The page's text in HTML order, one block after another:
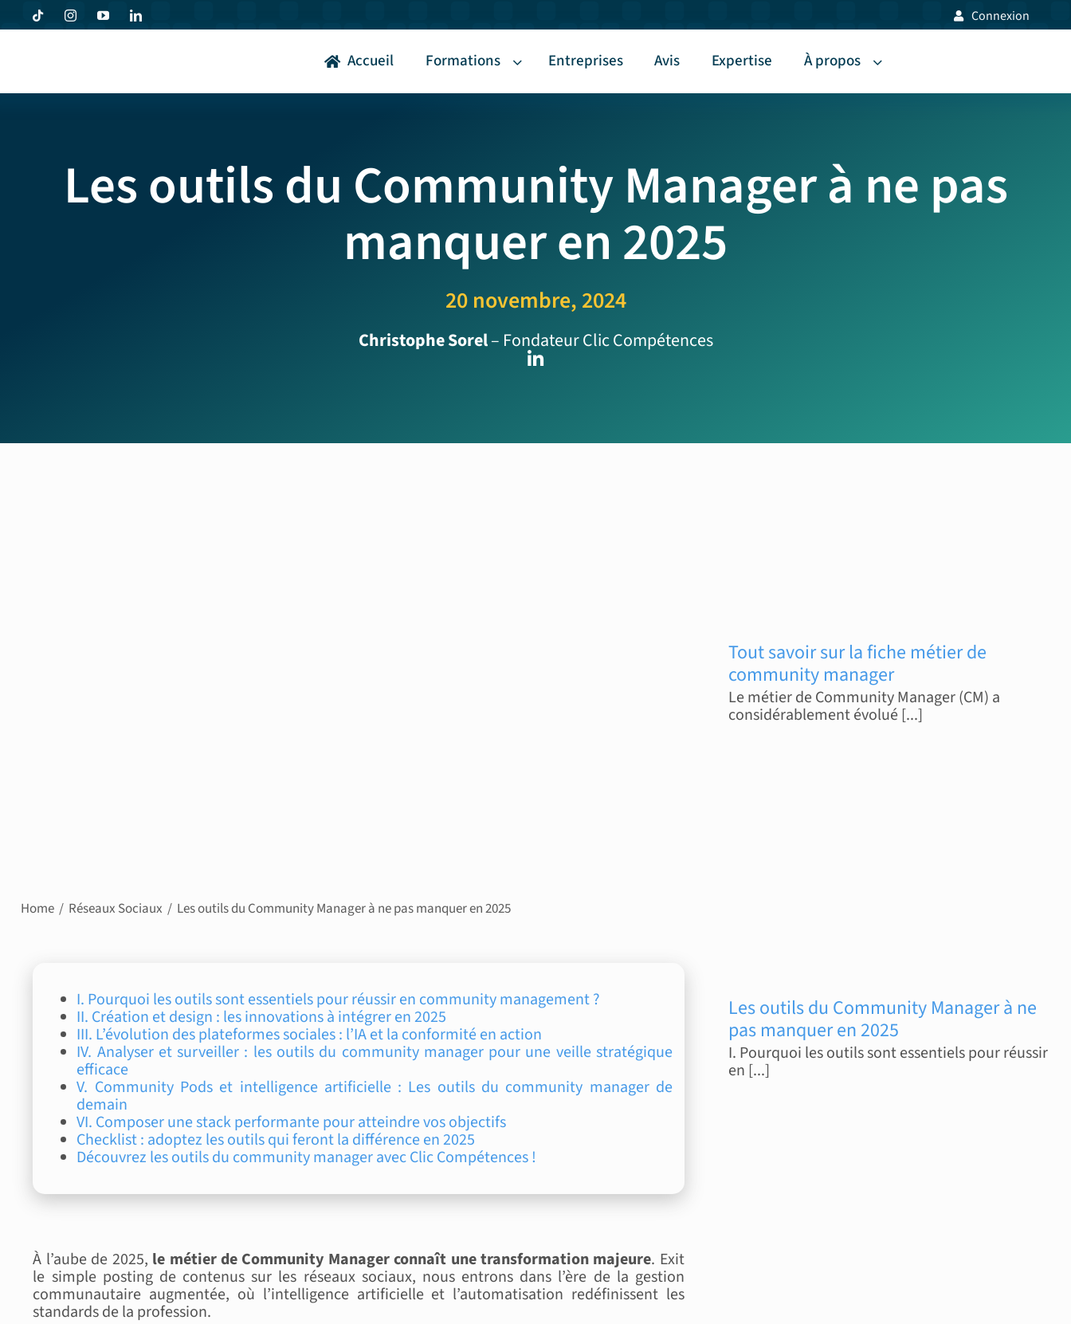
Passer
au Connexion
Accueil Formations Entreprises Avis Expertise À propos
Les outils du Community Manager à ne pas
manquer en 2025
20 novembre, 2024
Christophe Sorel– Fondateur Clic Compétences
Home Réseaux Sociaux Les outils du Community Manager à ne pas manquer en 2025
I. Pourquoi les outils sont essentiels pour réussir en community management ?
II. Création et design : les innovations à intégrer en 2025
III. L’évolution des plateformes sociales : l’IA et la conformité en action
IV. Analyser et surveiller : les outils du community manager pour une veille stratégique
efficace
V. Community Pods et intelligence artificielle : Les outils du community manager de
demain
VI. Composer une stack performante pour atteindre vos objectifs
Checklist : adoptez les outils qui feront la différence en 2025
Découvrez les outils du community manager avec Clic Compétences !
À l’aube de 2025, le métier de Community Manager connaît une transformation majeure. Exit
le simple posting de contenus sur les réseaux sociaux, nous entrons dans l’ère de la gestion
communautaire augmentée, où l’intelligence artificielle et l’automatisation redéfinissent les
standards de la profession.
Tout savoir sur la fiche métier de
community manager
Le métier de Community Manager (CM) a
considérablement évolué [...]
Les outils du Community Manager à ne
pas manquer en 2025
I. Pourquoi les outils sont essentiels pour réussir
en [...]